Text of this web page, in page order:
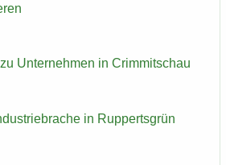
Un­ter­neh­men in Crim­mit­schau
in Rup­perts­grün